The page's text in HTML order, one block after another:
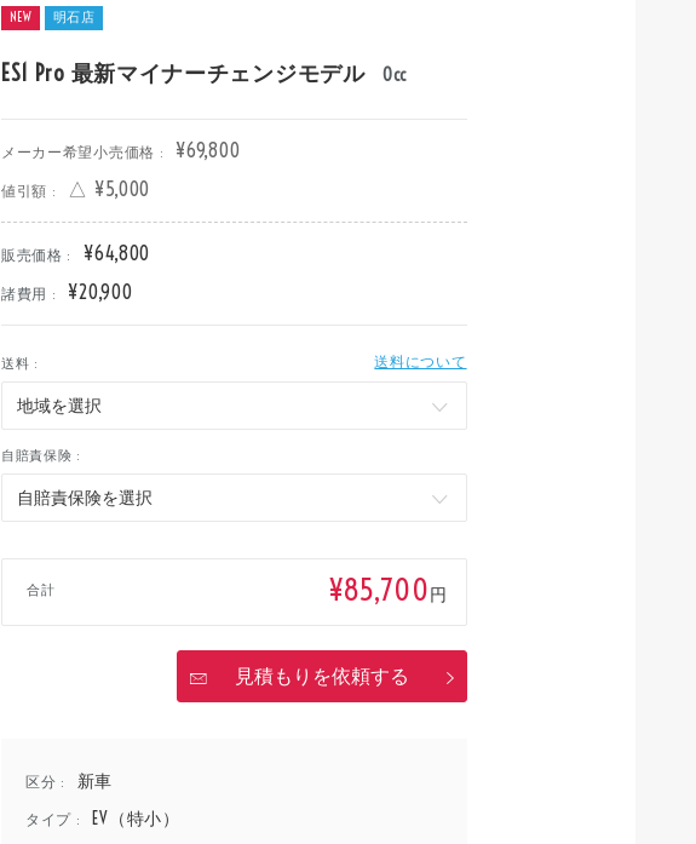
NEW 明石店
ES1 Pro 最新マイナーチェンジモデル 0cc
メーカー希望小売価格 : ¥69,800
値引額 : △ ¥5,000
販売価格 : ¥64,800
諸費用 : ¥20,900
送料 : 送料について
自賠責保険 :
合計 ¥85,700円
見積もりを依頼する
区分 : 新車
タイプ : EV（特小）